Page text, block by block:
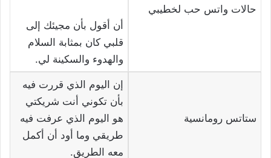
حالات واتس حب لخطيبي
أن أقول بأن مجيئك إلى
قلبي كان بمثابة السلام
والهدوء والسكينة لي.
ستاتس رومانسية
إن اليوم الذي قررت فيه
بأن تكوني أنت شريكتي
هو اليوم الذي عرفت فيه
طريقي وما أود أن أكمل
معه الطريق.